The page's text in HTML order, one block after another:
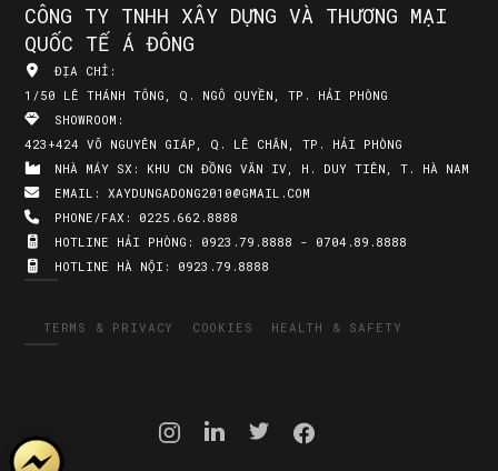
CÔNG TY TNHH XÂY DỰNG VÀ THƯƠNG MẠI
QUỐC TẾ Á ĐÔNG
ĐỊA CHỈ:
1/50 LÊ THÁNH TÔNG, Q. NGÔ QUYỀN, TP. HẢI PHÒNG
SHOWROOM:
423+424 VÕ NGUYÊN GIÁP, Q. LÊ CHÂN, TP. HẢI PHÒNG
NHÀ MÁY SX: KHU CN ĐỒNG VĂN IV, H. DUY TIÊN, T. HÀ NAM
EMAIL: XAYDUNGADONG2010@GMAIL.COM
PHONE/FAX: 0225.662.8888
HOTLINE HẢI PHÒNG: 0923.79.8888 - 0704.89.8888
HOTLINE HÀ NỘI: 0923.79.8888
TERMS & PRIVACY COOKIES HEALTH & SAFETY